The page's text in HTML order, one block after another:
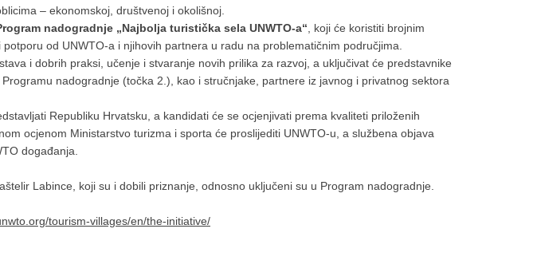
– ekonomskoj, društvenoj i okolišnoj.
nadogradnje „Najbolja turistička sela UNWTO-a“ , koji će koristiti brojnim
od UNWTO-a i njihovih partnera u radu na problematičnim područjima.
i dobrih praksi, učenje i stvaranje novih prilika za razvoj, a uključivat će predstavnike
nadogradnje (točka 2.), kao i stručnjake, partnere iz javnog i privatnog sektora
Republiku Hrvatsku, a kandidati će se ocjenjivati prema kvaliteti priloženih
ocjenom Ministarstvo turizma i sporta će proslijediti UNWTO-u, a službena objava
događanja.
Labince, koji su i dobili priznanje, odnosno uključeni su u Program nadogradnje.
tourism-villages/en/the-initiative/